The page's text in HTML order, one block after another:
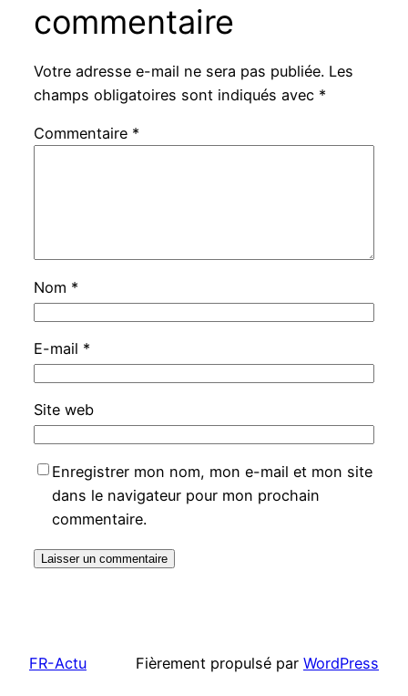
commentaire
Votre adresse e-mail ne sera pas publiée. Les
champs obligatoires sont indiqués avec *
Commentaire *
Nom *
E-mail *
Site web
Enregistrer mon nom, mon e-mail et mon site
dans le navigateur pour mon prochain
commentaire.
FR-Actu Fièrement propulsé par WordPress